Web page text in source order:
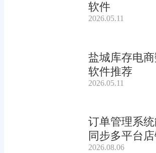
软件
2026.05.11
盐城库存电
软件推荐
2026.05.11
订单管理系
同步多平台
2026.08.06